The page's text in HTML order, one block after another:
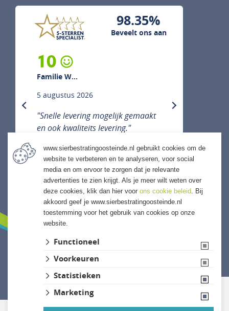
98.35%
Beveelt ons aan
10
Familie W...
5 augustus 2026
"Snelle levering mogelijk gemaakt
en ook kwaliteits levering."
previous next
ALLE ERVARINGEN
Website ontwikkeld door Lined
www.sierbestratingoosteinde.nl gebruikt cookies om de
website te verbeteren en te analyseren, voor social
media en om ervoor te zorgen dat je relevante
advertenties te zien krijgt. Als je meer wilt weten over
deze cookies, klik dan hier voor ons cookie beleid. Bij
akkoord geef je www.sierbestratingoosteinde.nl
toestemming voor het gebruik van cookies op onze
website.
Functioneel
Voorkeuren
Statistieken
Marketing